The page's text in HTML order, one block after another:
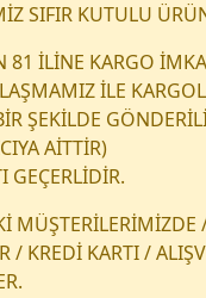
SIFIR KUTULU
81 İLİNE KARGO
İLE
ŞEKİLDE
AİTTİR)
GEÇERLİDİR.
/ KREDİ KARTI /